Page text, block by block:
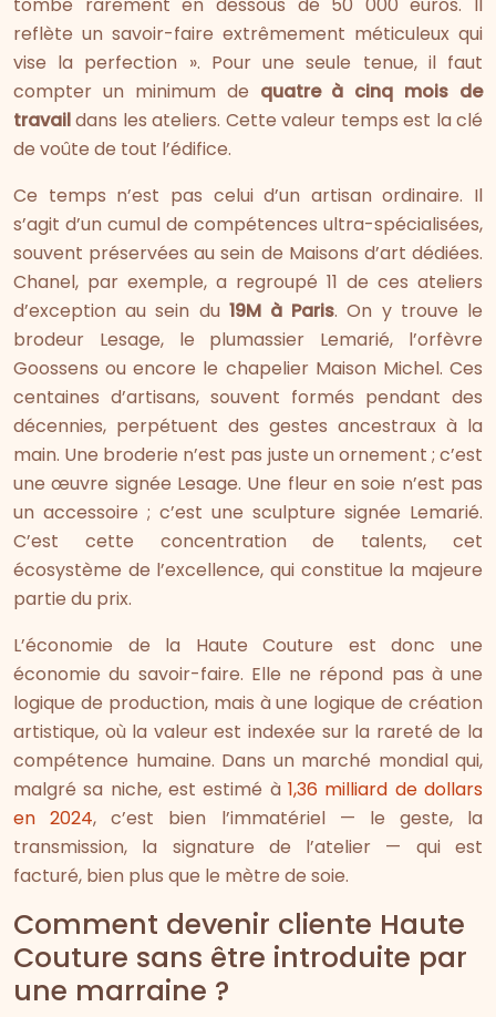
tombe rarement en dessous de 50 000 euros. Il
reflète un savoir-faire extrêmement méticuleux qui
vise la perfection ». Pour une seule tenue, il faut
compter un minimum de quatre à cinq mois de
travaildans les ateliers. Cette valeur temps est la clé
de voûte de tout l’édifice.
Ce temps n’est pas celui d’un artisan ordinaire. Il
s’agit d’un cumul de compétences ultra-spécialisées,
souvent préservées au sein de Maisons d’art dédiées.
Chanel, par exemple, a regroupé 11 de ces ateliers
d’exception au sein du 19M à Paris. On y trouve le
brodeur Lesage, le plumassier Lemarié, l’orfèvre
Goossens ou encore le chapelier Maison Michel. Ces
centaines d’artisans, souvent formés pendant des
décennies, perpétuent des gestes ancestraux à la
main. Une broderie n’est pas juste un ornement ; c’est
une œuvre signée Lesage. Une fleur en soie n’est pas
un accessoire ; c’est une sculpture signée Lemarié.
C’est cette concentration de talents, cet
écosystème de l’excellence, qui constitue la majeure
partie du prix.
L’économie de la Haute Couture est donc une
économie du savoir-faire. Elle ne répond pas à une
logique de production, mais à une logique de création
artistique, où la valeur est indexée sur la rareté de la
compétence humaine. Dans un marché mondial qui,
malgré sa niche, est estimé à 1,36 milliard de dollars
en 2024, c’est bien l’immatériel — le geste, la
transmission, la signature de l’atelier — qui est
facturé, bien plus que le mètre de soie.
Comment devenir cliente Haute
Couture sans être introduite par
une marraine ?